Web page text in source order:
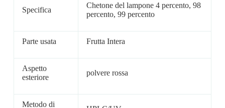
Specifica
Chetone del lampone 4 percento, 98
percento, 99 percento
Parte usata Frutta Intera
Aspetto
esteriore
polvere rossa
Metodo di